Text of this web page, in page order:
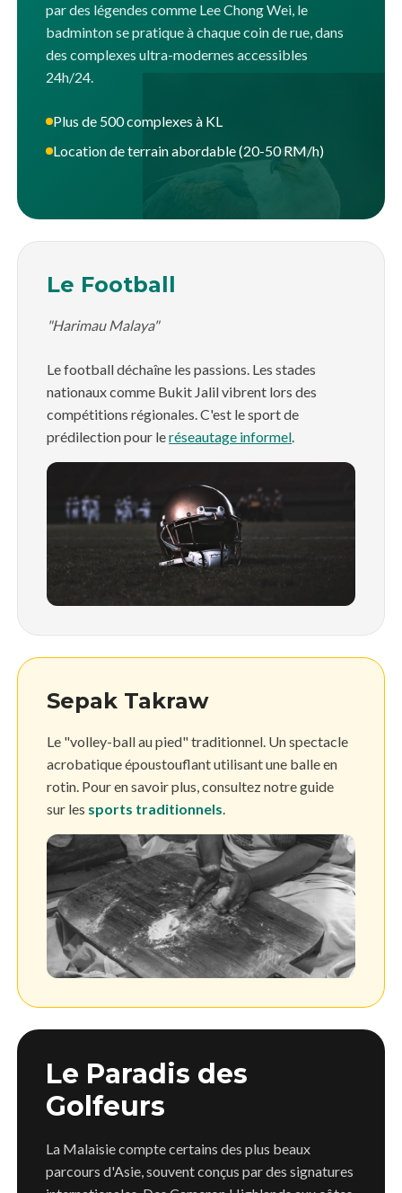
par des légendes comme Lee Chong Wei, le
badminton se pratique à chaque coin de rue, dans
des complexes ultra-modernes accessibles
24h/24.
Plus de 500 complexes à KL
Location de terrain abordable (20-50 RM/h)
Le Football
"Harimau Malaya"
Le football déchaîne les passions. Les stades
nationaux comme Bukit Jalil vibrent lors des
compétitions régionales. C'est le sport de
prédilection pour leréseautage informel.
Sepak Takraw
Le "volley-ball au pied" traditionnel. Un spectacle
acrobatique époustouflant utilisant une balle en
rotin. Pour en savoir plus, consultez notre guide
sur les sports traditionnels.
Le Paradis des
Golfeurs
La Malaisie compte certains des plus beaux
parcours d'Asie, souvent conçus par des signatures